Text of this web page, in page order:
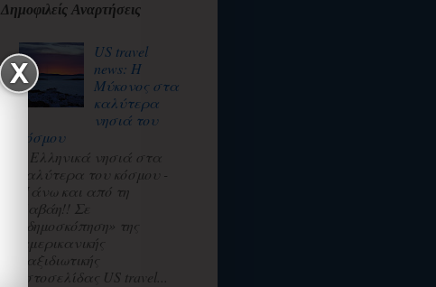
Δημοφιλείς Αναρτήσεις
US travel
news: Η
Μύκονος στα
καλύτερα
νησιά του
κόσμου
3 Ελληνικά νησιά στα
καλύτερα του κόσμου -
Πάνω και από τη
Χαβάη!! Σε
«δημοσκόπηση» της
αμερικανικής
ταξιδιωτικής
ιστοσελίδας US travel...